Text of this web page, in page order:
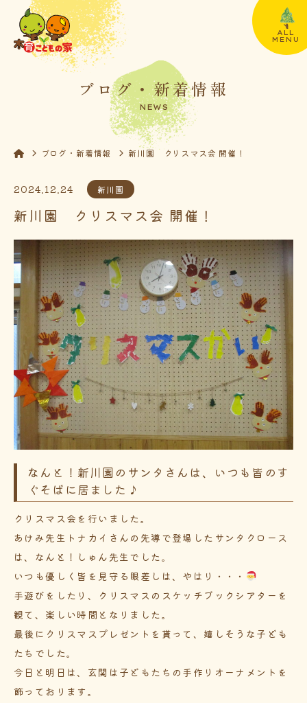
ALL
MENU
ブログ・新着情報
NEWS
ブログ・新着情報 新川園 クリスマス会 開催！
2024.12.24 新川園
新川園 クリスマス会 開催！
なんと！新川園のサンタさんは、いつも皆のす
ぐそばに居ました♪
クリスマス会を行いました。
あけみ先生トナカイさんの先導で登場したサンタクロース
は、なんと！しゅん先生でした。
いつも優しく皆を見守る眼差しは、やはり・・・
手遊びをしたり、クリスマスのスケッチブックシアターを
観て、楽しい時間となりました。
最後にクリスマスプレゼントを貰って、嬉しそうな子ども
たちでした。
今日と明日は、玄関は子どもたちの手作りオーナメントを
飾っております。